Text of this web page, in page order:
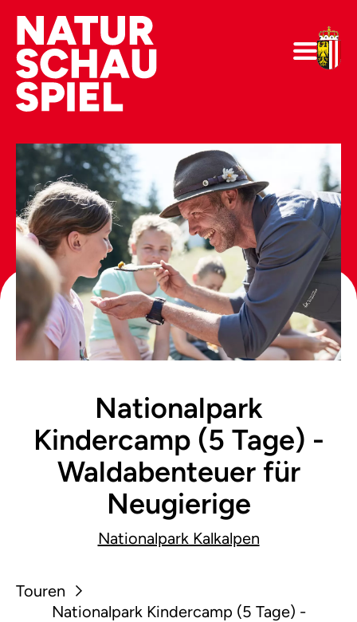
Nationalpark
Kindercamp (5 Tage) -
Waldabenteuer für
Neugierige
Nationalpark Kalkalpen
Touren
Nationalpark Kindercamp (5 Tage) -